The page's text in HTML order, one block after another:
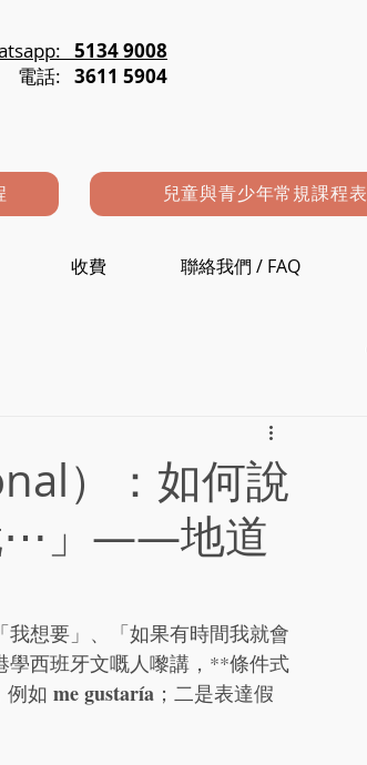
5134 9008
電話: 3611 5904
兒童與青少年常規課程表
收費 聯絡我們 / FAQ
）：如何說
⋯」——地道
想要」、「如果有時間我就會
學西班牙文嘅人嚟講，**條件式
例如 me gustaría ；二是表達假